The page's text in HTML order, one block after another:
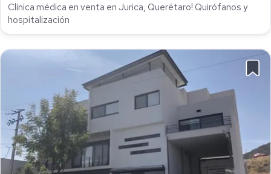
Clínica médica en venta en Jurica, Querétaro! Quirófanos y
hospitalización